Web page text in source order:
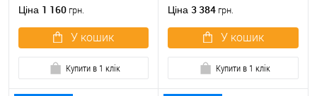
Ціна 1 160 грн.
У кошик
Купити в 1 клік
Ціна 3 384 грн.
У кошик
Купити в 1 клік